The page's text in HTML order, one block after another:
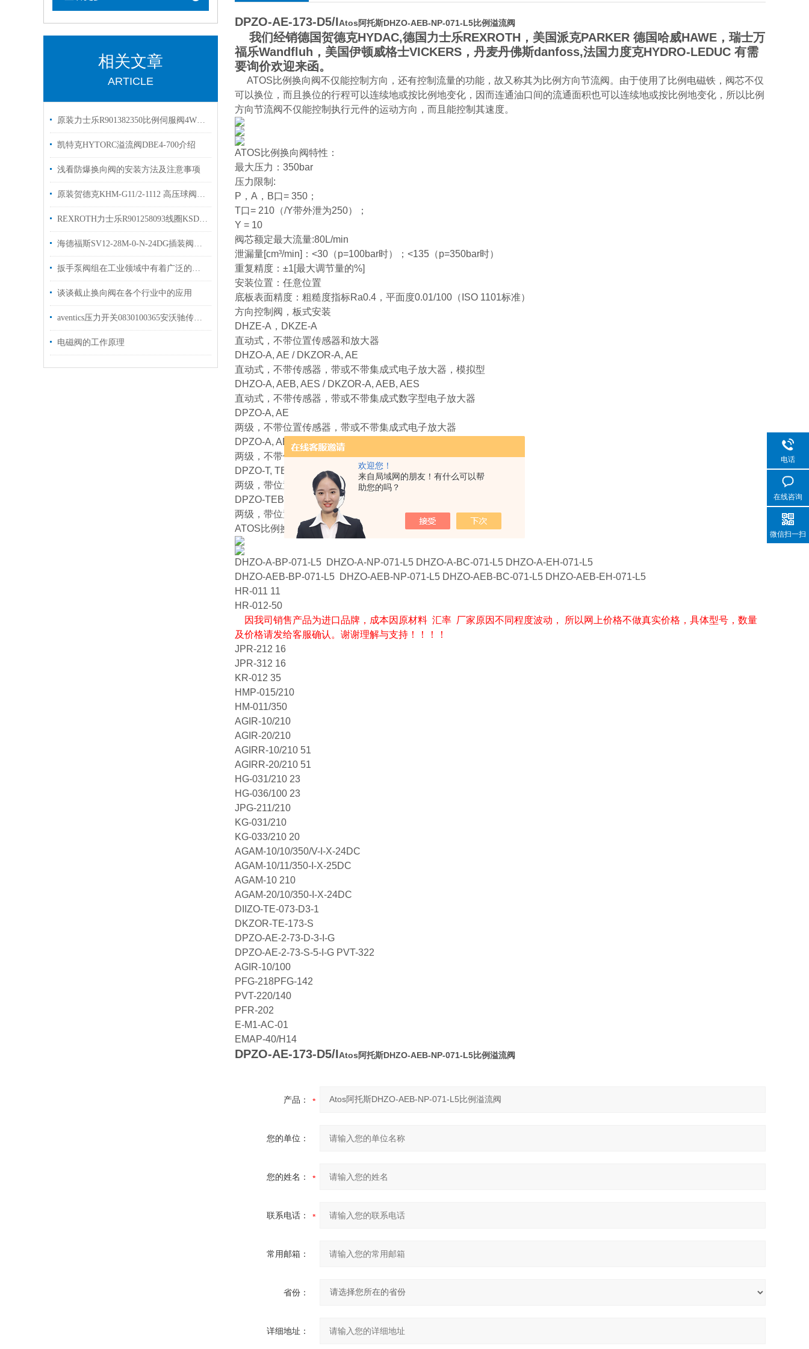
欢迎您！
来自局域网的朋友！有什么可以帮
助您的吗？
相关文章
ARTICLE
原装力士乐R901382350比例伺服阀4WRPEH6C3B40L优势
凯特克HYTORC溢流阀DBE4-700介绍
浅看防爆换向阀的安装方法及注意事项
原装贺德克KHM-G11/2-1112 高压球阀hydac型号齐全
REXROTH力士乐R901258093线圈KSDER配对线圈 简介
海德福斯SV12-28M-0-N-24DG插装阀资料SV12-20-0-N
扳手泵阀组在工业领域中有着广泛的作用
谈谈截止换向阀在各个行业中的应用
aventics压力开关0830100365安沃驰传感器使用
电磁阀的工作原理
DPZO-AE-173-D5/IAtos阿托斯DHZO-AEB-NP-071-L5比例溢流阀
我们经销德国贺德克HYDAC,德国力士乐REXROTH，美国派克PARKER 德国哈威HAWE，瑞士万
福乐Wandfluh，美国伊顿威格士VICKERS，丹麦丹佛斯danfoss,法国力度克HYDRO-LEDUC 有需
要询价欢迎来函。
ATOS比例换向阀不仅能控制方向，还有控制流量的功能，故又称其为比例方向节流阀。由于使用了比例电磁铁，阀芯不仅
可以换位，而且换位的行程可以连续地或按比例地变化，因而连通油口间的流通面积也可以连续地或按比例地变化，所以比例
方向节流阀不仅能控制执行元件的运动方向，而且能控制其速度。
ATOS比例换向阀特性：
最大压力：350bar
压力限制:
P，A，B口= 350；
T口= 210（/Y带外泄为250）；
Y = 10
阀芯额定最大流量:80L/min
泄漏量[cm³/min]：<30（p=100bar时）；<135（p=350bar时）
重复精度：±1[最大调节量的%]
安装位置：任意位置
底板表面精度：粗糙度指标Ra0.4，平面度0.01/100（ISO 1101标准）
方向控制阀，板式安装
DHZE-A，DKZE-A
直动式，不带位置传感器和放大器
DHZO-A, AE / DKZOR-A, AE
直动式，不带传感器，带或不带集成式电子放大器，模拟型
DHZO-A, AEB, AES / DKZOR-A, AEB, AES
直动式，不带传感器，带或不带集成式数字型电子放大器
DPZO-A, AE
两级，不带位置传感器，带或不带集成式电子放大器
DPZO-A, AEB, AES
两级，不带位置传感器，带或不带集成式数字型电子放大器
DPZO-T, TE, TES
两级，带位置传感器，不带集成式电子放大器，模拟型
DPZO-TEB, TES
两级，带位置传感器，带集成式电子放大器，数字型
ATOS比例换向阀
DHZO-A-BP-071-L5 DHZO-A-NP-071-L5 DHZO-A-BC-071-L5 DHZO-A-EH-071-L5
DHZO-AEB-BP-071-L5 DHZO-AEB-NP-071-L5 DHZO-AEB-BC-071-L5 DHZO-AEB-EH-071-L5
HR-011 11
HR-012-50
因我司销售产品为进口品牌，成本因原材料 汇率 厂家原因不同程度波动， 所以网上价格不做真实价格，具体型号，数量
及价格请发给客服确认。谢谢理解与支持！！！！
JPR-212 16
JPR-312 16
KR-012 35
HMP-015/210
HM-011/350
AGIR-10/210
AGIR-20/210
AGIRR-10/210 51
AGIRR-20/210 51
HG-031/210 23
HG-036/100 23
JPG-211/210
KG-031/210
KG-033/210 20
AGAM-10/10/350/V-I-X-24DC
AGAM-10/11/350-I-X-25DC
AGAM-10 210
AGAM-20/10/350-I-X-24DC
DIIZO-TE-073-D3-1
DKZOR-TE-173-S
DPZO-AE-2-73-D-3-I-G
DPZO-AE-2-73-S-5-I-G PVT-322
AGIR-10/100
PFG-218PFG-142
PVT-220/140
PFR-202
E-M1-AC-01
EMAP-40/H14
DPZO-AE-173-D5/IAtos阿托斯DHZO-AEB-NP-071-L5比例溢流阀
产品：
您的单位：
您的姓名：
联系电话：
常用邮箱：
省份：
详细地址：
电话
在线咨询
微信扫一扫